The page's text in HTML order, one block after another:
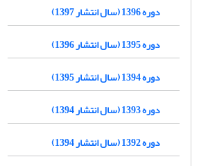
دوره 1396 (سال انتشار 1397)
دوره 1395 (سال انتشار 1396)
دوره 1394 (سال انتشار 1395)
دوره 1393 (سال انتشار 1394)
دوره 1392 (سال انتشار 1394)